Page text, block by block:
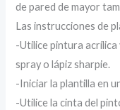
de pared de mayor
Las instrucciones de
-Utilice pintura acrílica
spray o lápiz sharpie.
-Iniciar la plantilla en
-Utilice la cinta del